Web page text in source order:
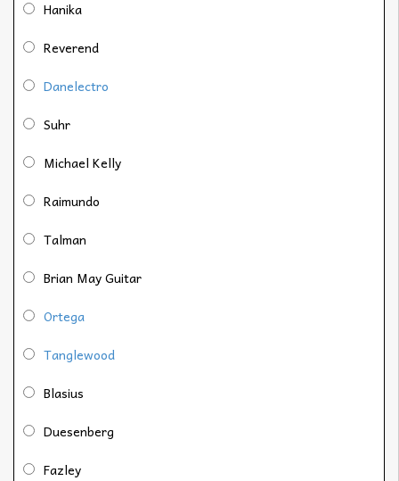
Hanika
Reverend
Danelectro
Suhr
Michael Kelly
Raimundo
Talman
Brian May Guitar
Ortega
Tanglewood
Blasius
Duesenberg
Fazley